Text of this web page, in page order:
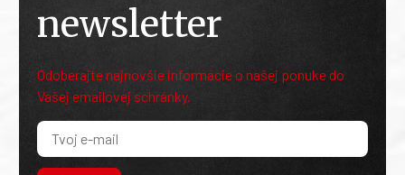
newsletter
Odoberajte najnovšie informácie o našej ponuke do
Vašej emailovej schránky.